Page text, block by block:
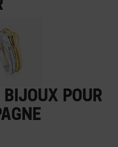
bijoux pour